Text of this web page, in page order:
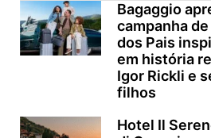
Bagaggio
campanha de
dos Pais
em história
Igor Rickli e
filhos
Hotel Il